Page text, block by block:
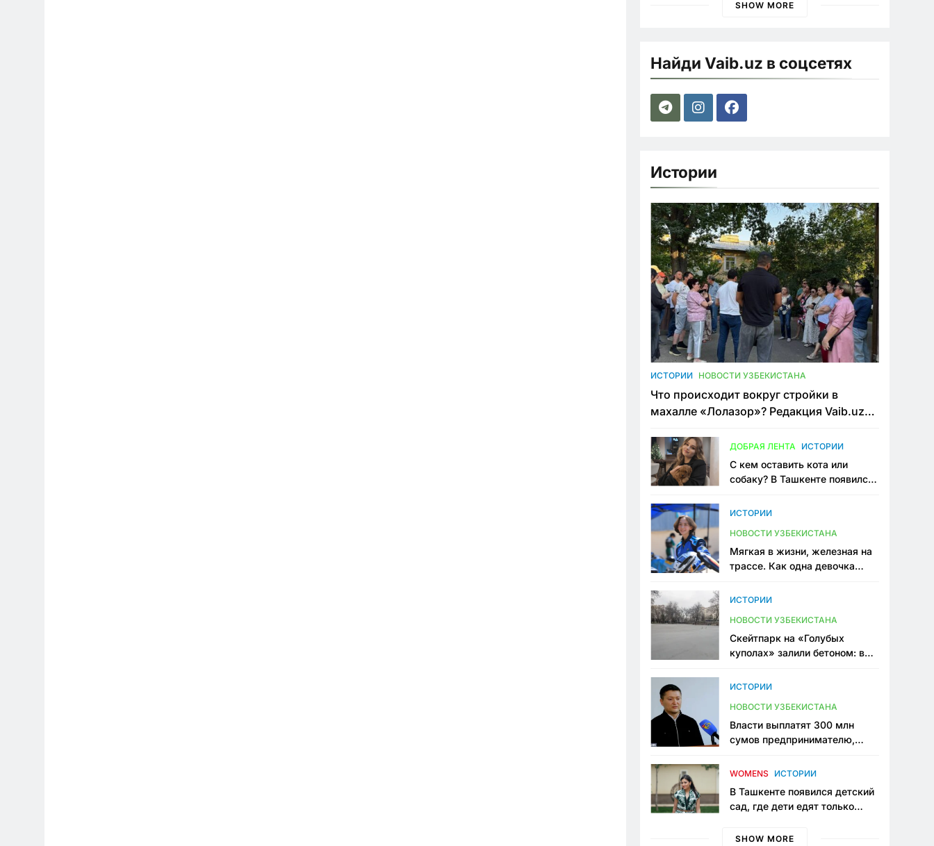
SHOW MORE
Найди Vaib.uz в соцсетях
Истории
ИСТОРИИ НОВОСТИ УЗБЕКИСТАНА
Что происходит вокруг стройки в
махалле «Лолазор»? Редакция Vaib.uz
конфликта
ДОБРАЯ ЛЕНТА ИСТОРИИ
С кем оставить кота или
собаку? В Ташкенте появился
ИСТОРИИ
НОВОСТИ УЗБЕКИСТАНА
Мягкая в жизни, железная на
трассе. Как одна девочка
Узбекистане
ИСТОРИИ
НОВОСТИ УЗБЕКИСТАНА
Скейтпарк на «Голубых
куполах» залили бетоном: в
одно общественное
ИСТОРИИ
НОВОСТИ УЗБЕКИСТАНА
Власти выплатят 300 млн
сумов предпринимателю,
тюрьме по незаконному
WOMENS ИСТОРИИ
В Ташкенте появился детский
сад, где дети едят только
мама, которая устала просить
SHOW MORE